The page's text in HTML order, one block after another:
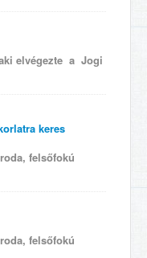
elvégezte a Jogi
keres
felsőfokú
felsőfokú